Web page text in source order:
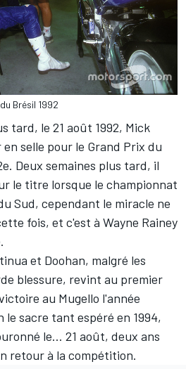
Brésil 1992
tard, le 21 août 1992, Mick
selle pour le Grand Prix du
Deux semaines plus tard, il
le titre lorsque le championnat
Sud, cependant le miracle ne
fois, et c'est à Wayne Rainey
et Doohan, malgré les
blessure, revint au premier
au Mugello l'année
sacre tant espéré en 1994,
le… 21 août, deux ans
retour à la compétition.